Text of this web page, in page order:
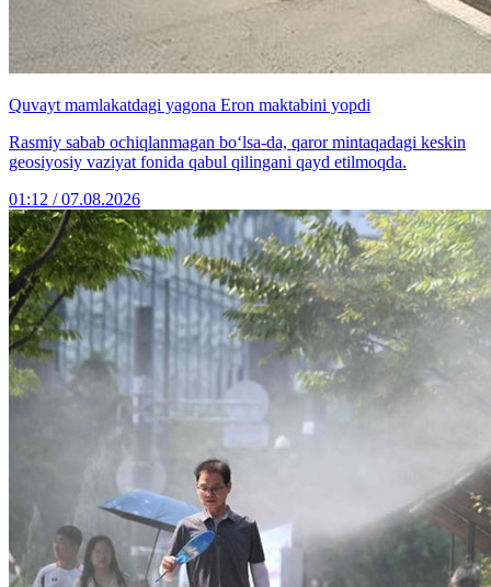
Quvayt mamlakatdagi yagona Eron maktabini yopdi
Rasmiy sabab ochiqlanmagan bo‘lsa-da, qaror mintaqadagi keskin
geosiyosiy vaziyat fonida qabul qilingani qayd etilmoqda.
01:12 / 07.08.2026